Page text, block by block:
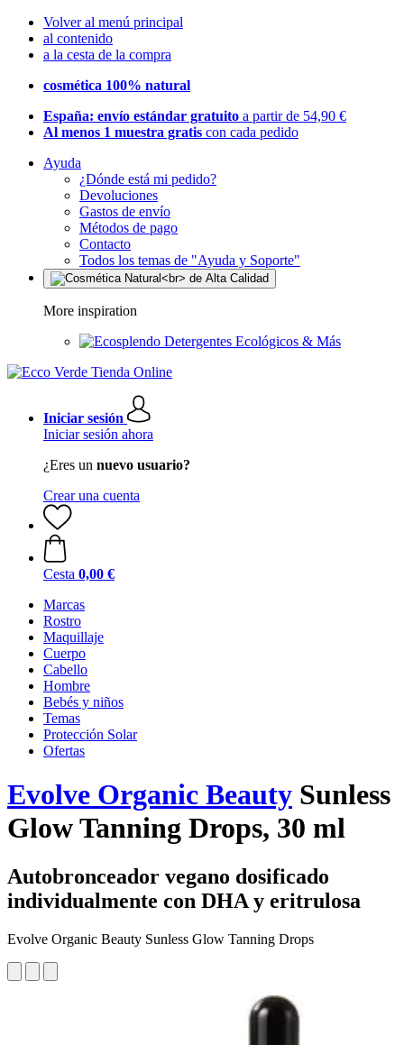
Volver al menú principal
al contenido
a la cesta de la compra
cosmética 100% natural
España: envío estándar gratuito a partir de 54,90 €
Al menos 1 muestra gratis con cada pedido
Ayuda
¿Dónde está mi pedido?
Devoluciones
Gastos de envío
Métodos de pago
Contacto
Todos los temas de "Ayuda y Soporte"
More inspiration
Detergentes Ecológicos & Más
Iniciar sesión
Iniciar sesión ahora
¿Eres un nuevo usuario?
Crear una cuenta
Cesta 0,00 €
Marcas
Rostro
Maquillaje
Cuerpo
Cabello
Hombre
Bebés y niños
Temas
Protección Solar
Ofertas
Evolve Organic Beauty Sunless
Glow Tanning Drops, 30 ml
Autobronceador vegano dosificado
individualmente con DHA y eritrulosa
Evolve Organic Beauty Sunless Glow Tanning Drops